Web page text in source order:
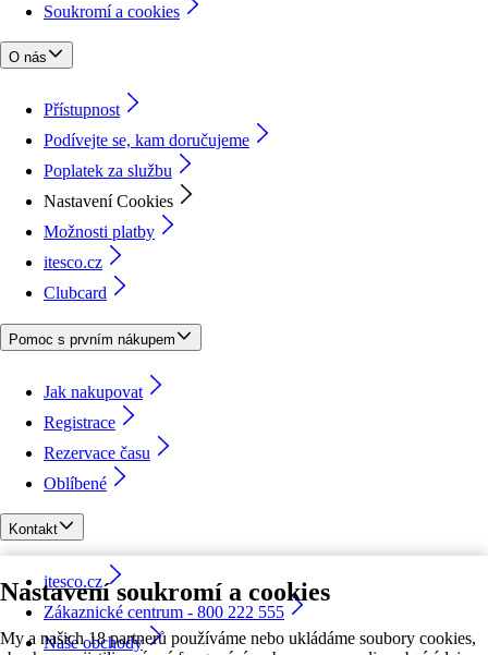
Nastavení soukromí a cookies
My a našich 18 partnerů používáme nebo ukládáme soubory cookies,
Soukromí a cookies
O nás
Přístupnost
Podívejte se, kam doručujeme
Poplatek za službu
Nastavení Cookies
Možnosti platby
itesco.cz
Clubcard
Pomoc s prvním nákupem
Jak nakupovat
Registrace
Rezervace času
Oblíbené
Kontakt
itesco.cz
Zákaznické centrum - 800 222 555
Naše obchody